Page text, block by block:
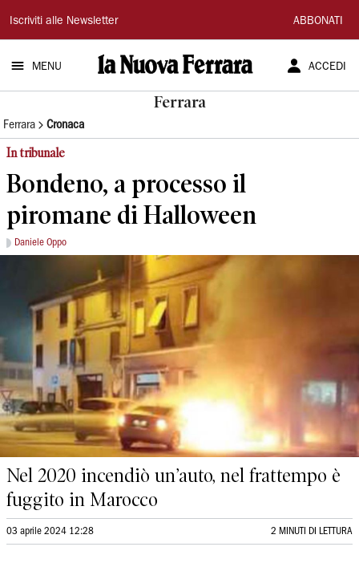
La
Nuova
Ferrara
Iscriviti alle Newsletter ABBONATI
MENU ACCEDI
Ferrara
Ferrara Cronaca
In tribunale
Bondeno, a processo il
piromane di Halloween
Daniele Oppo
Nel 2020 incendiò un’auto, nel frattempo è
fuggito in Marocco
03 aprile 2024 12:28 2 MINUTI DI LETTURA